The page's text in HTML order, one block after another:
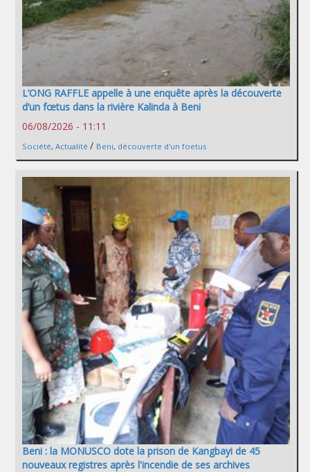
L’ONG RAFFLE appelle à une enquête après la découverte
d’un fœtus dans la rivière Kalinda à Beni
06/08/2026 - 11:11
Société, Actualité / Beni, découverte d'un foetus
Beni : la MONUSCO dote la prison de Kangbayi de 45
nouveaux registres après l'incendie de ses archives